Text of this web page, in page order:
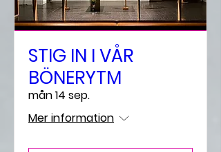
STIG IN I VÅR
BÖNERYTM
mån 14 sep.
Mer information